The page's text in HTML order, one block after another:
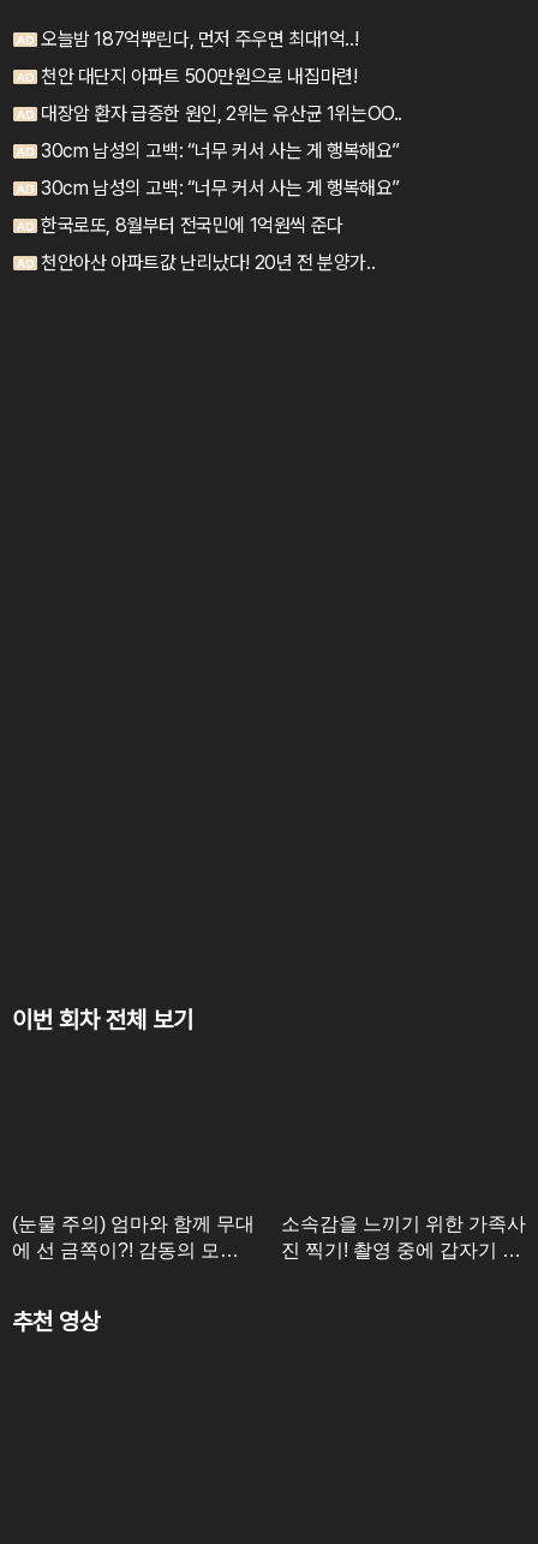
이번 회차 전체 보기
(눈물 주의) 엄마와 함께 무대
에 선 금쪽이?! 감동의 모녀
소속감을 느끼기 위한 가족사
진 찍기! 촬영 중에 갑자기 눈
추천 영상